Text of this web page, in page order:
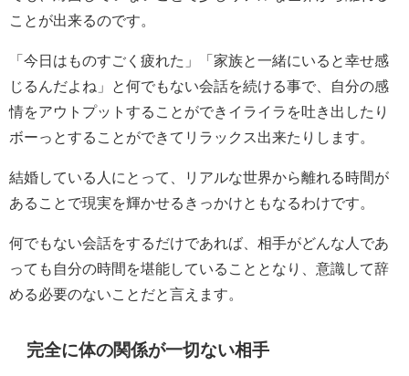
ことが出来るのです。
「今日はものすごく疲れた」「家族と一緒にいると幸せ感
じるんだよね」と何でもない会話を続ける事で、自分の感
情をアウトプットすることができイライラを吐き出したり
ボーっとすることができてリラックス出来たりします。
結婚している人にとって、リアルな世界から離れる時間が
あることで現実を輝かせるきっかけともなるわけです。
何でもない会話をするだけであれば、相手がどんな人であ
っても自分の時間を堪能していることとなり、意識して辞
める必要のないことだと言えます。
完全に体の関係が一切ない相手